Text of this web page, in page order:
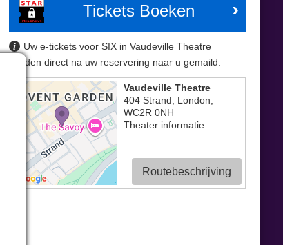
Tickets Boeken
Uw e-tickets voor SIX in Vaudeville Theatre
worden direct na uw reservering naar u gemaild.
Vaudeville Theatre
404 Strand
London
WC2R 0NH
Theater informatie
Routebeschrijving